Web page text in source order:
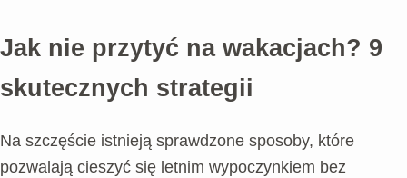
Jak nie przytyć na wakacjach? 9
skutecznych strategii
Na szczęście istnieją sprawdzone sposoby, które
pozwalają cieszyć się letnim wypoczynkiem bez